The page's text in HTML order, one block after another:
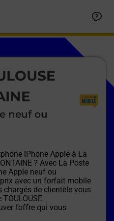
neuf ou
iPhone Apple à La
? Avec La Poste
Apple neuf ou
avec un forfait mobile
chargés de clientèle vous
TOULOUSE
l’offre qui vous
onglet